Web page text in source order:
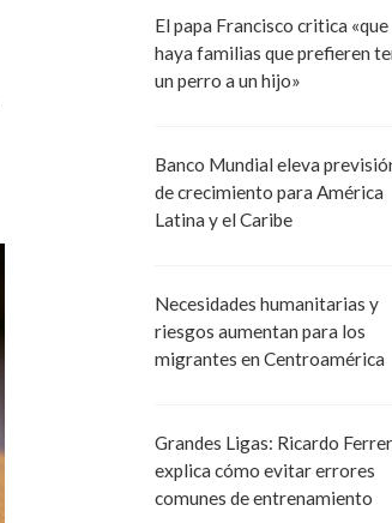
El papa Francisco critica «que
haya familias que prefieren
un perro a un hijo»
Banco Mundial eleva
de crecimiento para América
Latina y el Caribe
Necesidades humanitarias y
riesgos aumentan para los
migrantes en Centroamérica
Grandes Ligas: Ricardo Ferrer
explica cómo evitar errores
comunes de entrenamiento